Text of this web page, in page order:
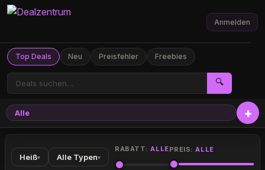
Top Deals Neu Preisfehler Freebies
🔍
Anmelden
Alle
Heiß▾ Alle Typen▾
RABATT:ALLEPREIS:ALLE